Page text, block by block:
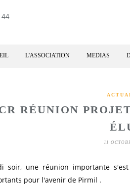
L'ASSOCIATION MEDIAS
RÉUNION
11
soir, une réunion importante
pour l'avenir de Pirmil .